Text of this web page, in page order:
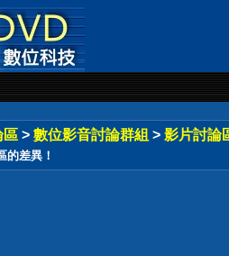
區 > 數位影音討論群組 > 影片討論
的差異！